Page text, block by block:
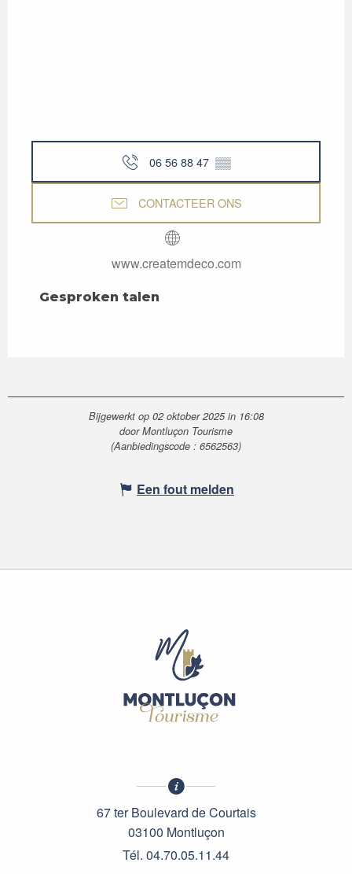
06 56 88 47 ▒▒
CONTACTEER ONS
www.createmdeco.com
Gesproken talen
Gesproken talen
Bijgewerkt op 02 oktober 2025 in 16:08
door Montluçon Tourisme
(Aanbiedingscode : 6562563)
Een fout melden
67 ter Boulevard de Courtais
03100 Montluçon
Tél. 04.70.05.11.44